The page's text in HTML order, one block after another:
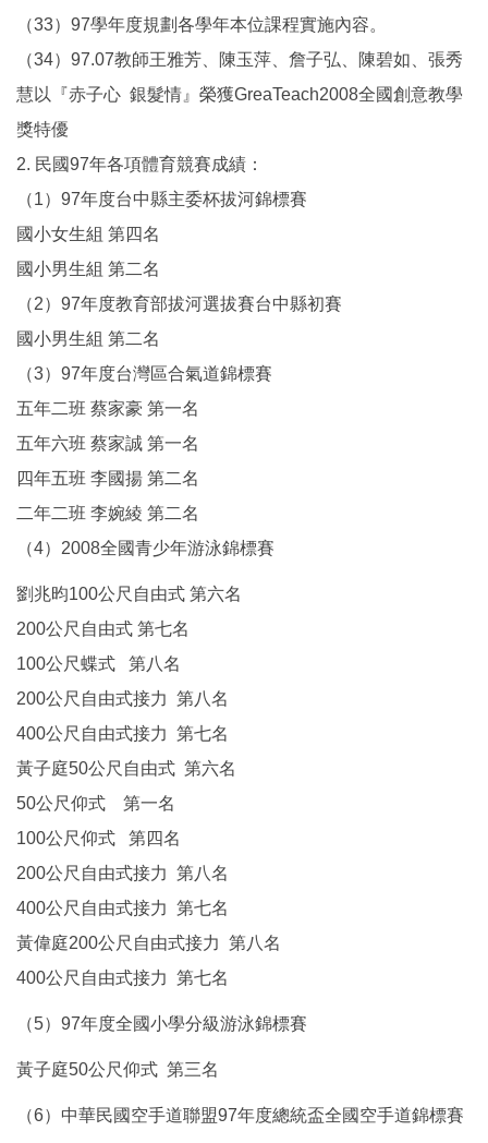
（33）97學年度規劃各學年本位課程實施內容。
（34）97.07教師王雅芳、陳玉萍、詹子弘、陳碧如、張秀
慧以『赤子心 銀髮情』榮獲GreaTeach2008全國創意教學
獎特優
2. 民國97年各項體育競賽成績：
（1）97年度台中縣主委杯拔河錦標賽
國小女生組 第四名
國小男生組 第二名
（2）97年度教育部拔河選拔賽台中縣初賽
國小男生組 第二名
（3）97年度台灣區合氣道錦標賽
五年二班 蔡家豪 第一名
五年六班 蔡家誠 第一名
四年五班 李國揚 第二名
二年二班 李婉綾 第二名
（4）2008全國青少年游泳錦標賽
劉兆昀100公尺自由式 第六名
200公尺自由式 第七名
100公尺蝶式 第八名
200公尺自由式接力 第八名
400公尺自由式接力 第七名
黃子庭50公尺自由式 第六名
50公尺仰式 第一名
100公尺仰式 第四名
200公尺自由式接力 第八名
400公尺自由式接力 第七名
黃偉庭200公尺自由式接力 第八名
400公尺自由式接力 第七名
（5）97年度全國小學分級游泳錦標賽
黃子庭50公尺仰式 第三名
（6）中華民國空手道聯盟97年度總統盃全國空手道錦標賽